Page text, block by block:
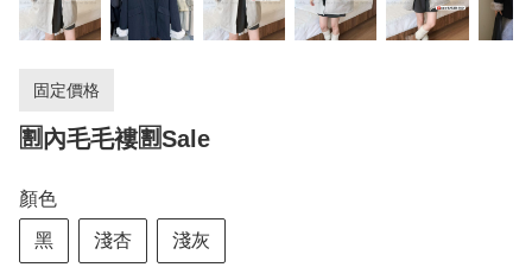
固定價格
🈹內毛毛褸🈹Sale
顏色
黑 淺杏 淺灰